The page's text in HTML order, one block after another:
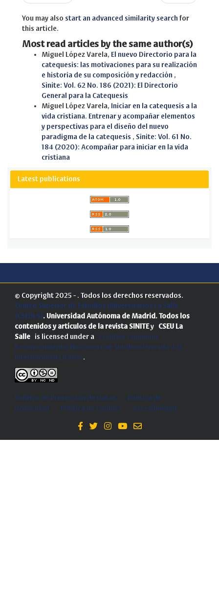
You may also start an advanced similarity search for
this article.
Most read articles by the same author(s)
Miguel López Varela, El nuevo Directorio para la
catequesis: las motivaciones para su realización
e historia de su composición y redacción ,
Sinite: Vol. 62 No. 186 (2021): El Directorio
General para la Catequesis
Miguel López Varela, Iniciar en la catequesis a la
vida cristiana. Entrenar y acompañar elementos
y perspectivas para el diseño del nuevo
paradigma de la catequesis , Sinite: Vol. 61 No.
184 (2020): Acompañar para iniciar en la vida
cristiana
Latest publications
© Copyright 2025 - . Todos los derechos reservados.
Centro Superior de Estudios Universitarios La Salle
(CSEULS). Universidad Autónoma de Madrid. Todos los
contenidos y artículos de la revista SINITEy CSEU La
Salle is licensed under a Creative Commons
Reconocimiento-NoComercial-SinObraDerivada 4.0
Internacional License.
Política de Protección de Datos -
Politica de
privacidad
- Política de cookies - Accesibilidad